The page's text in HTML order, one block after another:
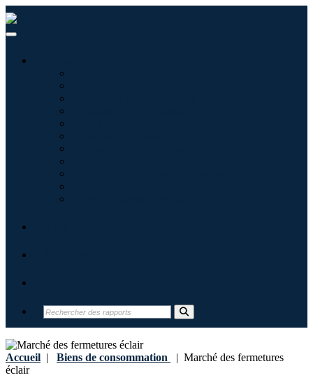
Accueil | Biens de consommation | Marché des fermetures
éclair